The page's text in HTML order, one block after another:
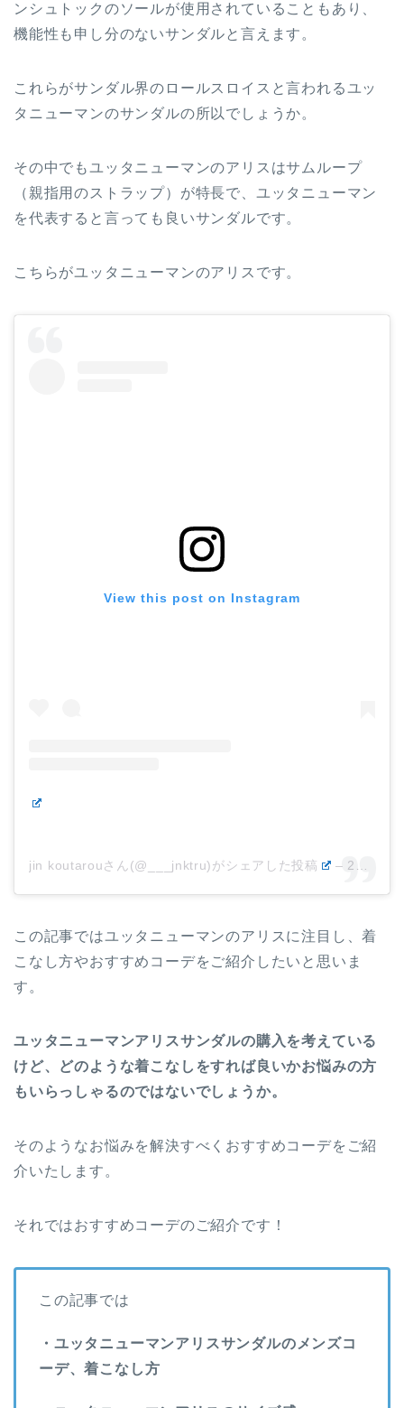
ンシュトックのソールが使用されていることもあり、
機能性も申し分のないサンダルと言えます。
これらがサンダル界のロールスロイスと言われるユッ
タニューマンのサンダルの所以でしょうか。
その中でもユッタニューマンのアリスはサムループ
（親指用のストラップ）が特長で、ユッタニューマン
を代表すると言っても良いサンダルです。
こちらがユッタニューマンのアリスです。
View this post on Instagram
jin koutarouさん(@___jnktru)がシェアした投稿 – 2019年 4月月15日午後3時27分PDT
この記事ではユッタニューマンのアリスに注目し、着
こなし方やおすすめコーデをご紹介したいと思いま
す。
ユッタニューマンアリスサンダルの購入を考えている
けど、どのような着こなしをすれば良いかお悩みの方
もいらっしゃるのではないでしょうか。
そのようなお悩みを解決すべくおすすめコーデをご紹
介いたします。
それではおすすめコーデのご紹介です！
この記事では
・ユッタニューマンアリスサンダルのメンズコ
ーデ、着こなし方